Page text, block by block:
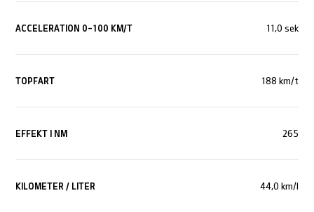
ACCELERATION 0-100 KM/T 11,0 sek
TOPFART 188 km/t
EFFEKT I NM 265
KILOMETER / LITER 44,0 km/l